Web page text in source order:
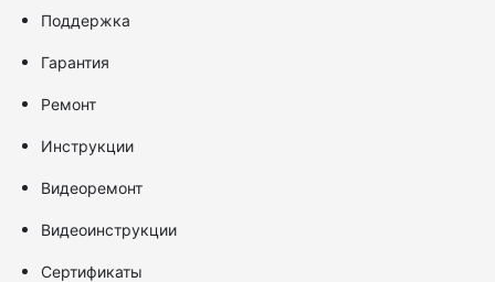
Поддержка
Гарантия
Ремонт
Инструкции
Видеоремонт
Видеоинструкции
Сертификаты